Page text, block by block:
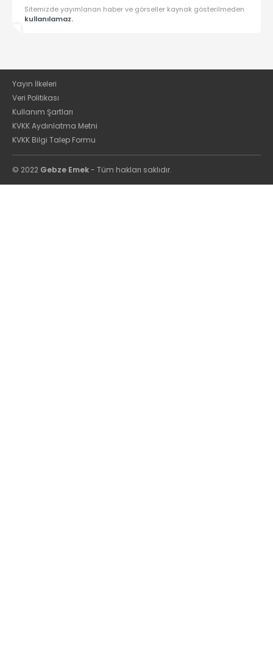
Sitemizde yayımlanan haber ve görseller kaynak gösterilmeden
kullanılamaz.
Yayın İlkeleri
Veri Politikası
Kullanım Şartları
KVKK Aydınlatma Metni
KVKK Bilgi Talep Formu
© 2022 Gebze Emek- Tüm hakları saklıdır.